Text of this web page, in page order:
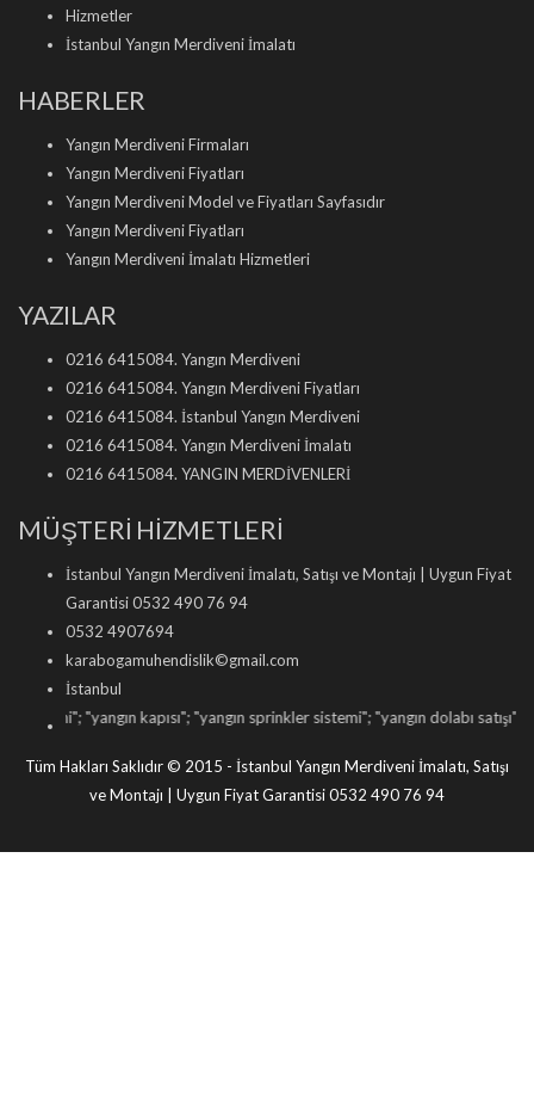
Hizmetler
İstanbul Yangın Merdiveni İmalatı
HABERLER
Yangın Merdiveni Firmaları
Yangın Merdiveni Fiyatları
Yangın Merdiveni Model ve Fiyatları Sayfasıdır
Yangın Merdiveni Fiyatları
Yangın Merdiveni İmalatı Hizmetleri
YAZILAR
0216 6415084. Yangın Merdiveni
0216 6415084. Yangın Merdiveni Fiyatları
0216 6415084. İstanbul Yangın Merdiveni
0216 6415084. Yangın Merdiveni İmalatı
0216 6415084. YANGIN MERDİVENLERİ
MÜŞTERİ HİZMETLERİ
İstanbul Yangın Merdiveni İmalatı, Satışı ve Montajı | Uygun Fiyat
Garantisi 0532 490 76 94
0532 4907694
karabogamuhendislik©gmail.com
İstanbul
yangın kapısı"; "yangın sprinkler sistemi"; "yangın dolabı satışı"; " yangın
Tüm Hakları Saklıdır © 2015 - İstanbul Yangın Merdiveni İmalatı, Satışı
ve Montajı | Uygun Fiyat Garantisi 0532 490 76 94